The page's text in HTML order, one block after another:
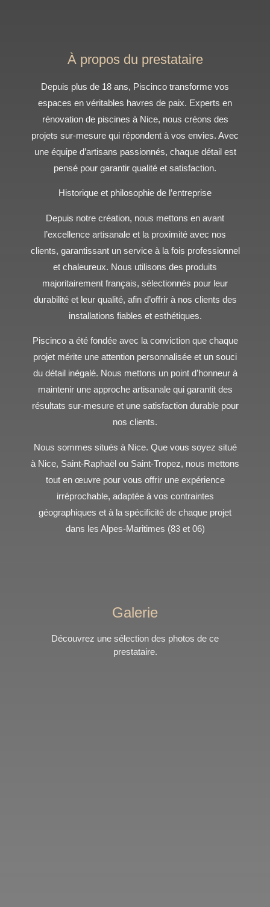
À propos du prestataire
Depuis plus de 18 ans, Piscinco transforme vos
espaces en véritables havres de paix. Experts en
rénovation de piscines à Nice, nous créons des
projets sur-mesure qui répondent à vos envies. Avec
une équipe d’artisans passionnés, chaque détail est
pensé pour garantir qualité et satisfaction.
Historique et philosophie de l’entreprise
Depuis notre création, nous mettons en avant
l’excellence artisanale et la proximité avec nos
clients, garantissant un service à la fois professionnel
et chaleureux. Nous utilisons des produits
majoritairement français, sélectionnés pour leur
durabilité et leur qualité, afin d’offrir à nos clients des
installations fiables et esthétiques.
Piscinco a été fondée avec la conviction que chaque
projet mérite une attention personnalisée et un souci
du détail inégalé. Nous mettons un point d’honneur à
maintenir une approche artisanale qui garantit des
résultats sur-mesure et une satisfaction durable pour
nos clients.
Nous sommes situés à Nice. Que vous soyez situé
à Nice, Saint-Raphaël ou Saint-Tropez, nous mettons
tout en œuvre pour vous offrir une expérience
irréprochable, adaptée à vos contraintes
géographiques et à la spécificité de chaque projet
dans les Alpes-Maritimes (83 et 06)
Galerie
Découvrez une sélection des photos de ce
prestataire.